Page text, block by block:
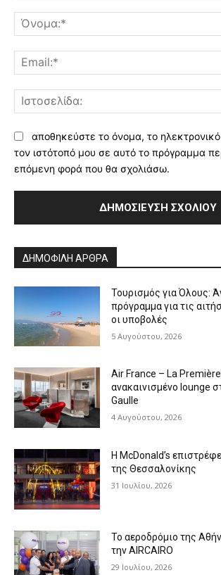
αποθηκεύστε το όνομα, το
τον ιστότοπό μου σε αυτό το πρόγραμμα
επόμενη φορά που θα σχολιάσω.
ΔΗΜΟΦΙΛΗ ΑΡΘΡΑ
Τουρισμός για Όλους:
πρόγραμμα για τις
οι υποβολές
5 Αυγούστου, 2026
Air France – La
ανακαινισμένο lounge
Gaulle
4 Αυγούστου, 2026
Η McDonald’s
της Θεσσαλονίκης
31 Ιουλίου, 2026
Το αεροδρόμιο της
την AIRCAIRO
29 Ιουλίου, 2026